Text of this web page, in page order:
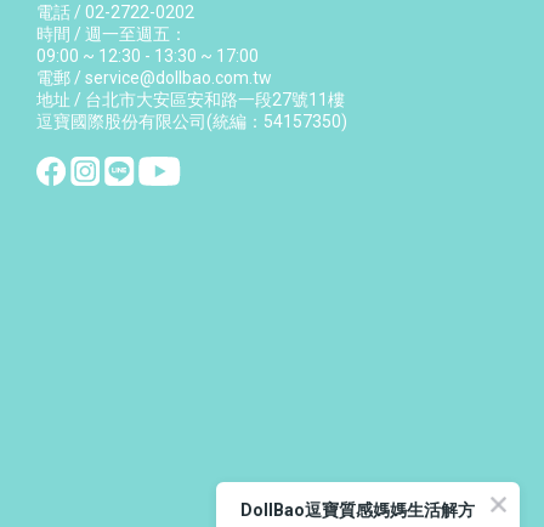
電話 / 02-2722-0202
時間 / 週一至週五：
09:00 ~ 12:30 - 13:30 ~ 17:00
電郵 / service@dollbao.com.tw
地址 / 台北市大安區安和路一段27號11樓
逗寶國際股份有限公司(統編：54157350)
DollBao逗寶質感媽媽生活解方